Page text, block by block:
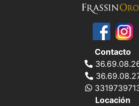
Contacto
Locación